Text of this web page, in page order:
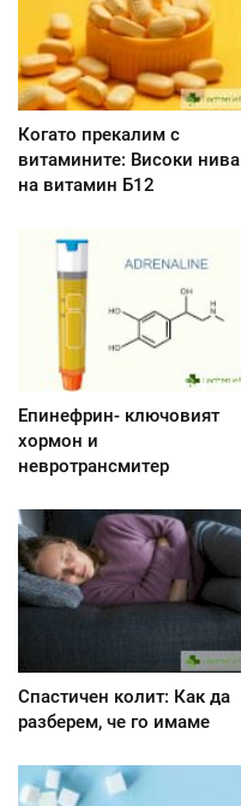
Когато прекалим с
витамините: Високи нива
на витамин Б12
Епинефрин- ключовият
хормон и
невротрансмитер
Спастичен колит: Как да
разберем, че го имаме